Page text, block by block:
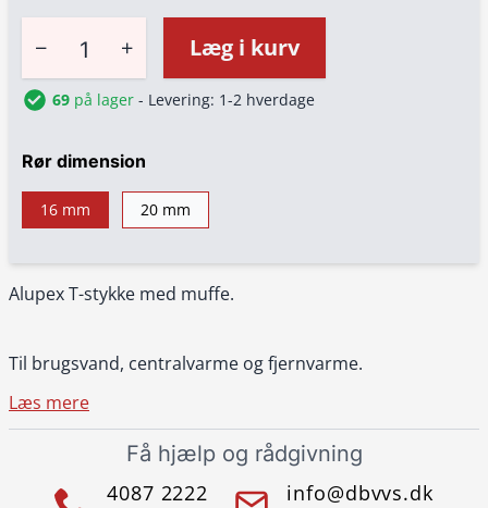
Alupex T-stykke med muffe.
Til brugsvand, centralvarme og fjernvarme.
Læs mere
− + Læg i kurv
69 på lager - Levering: 1-2 hverdage
Rør dimension
16 mm 20 mm
Få hjælp og rådgivning
4087 2222
info@dbvvs.dk